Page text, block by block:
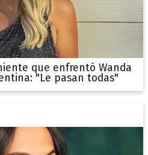
que enfrentó Wanda
"Le pasan todas"